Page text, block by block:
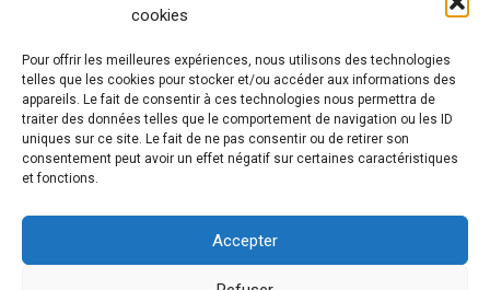
cookies
Pour offrir les meilleures expériences, nous utilisons des technologies
telles que les cookies pour stocker et/ou accéder aux informations des
appareils. Le fait de consentir à ces technologies nous permettra de
traiter des données telles que le comportement de navigation ou les ID
uniques sur ce site. Le fait de ne pas consentir ou de retirer son
consentement peut avoir un effet négatif sur certaines caractéristiques
et fonctions.
Accepter
Ce site utilise Akismet pour réduire les indésirables.
En savoir plus sur la façon dont les données de vos
commentaires sont traitées.